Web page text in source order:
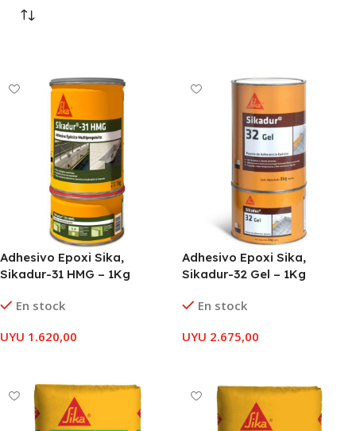
Adhesivo Epoxi Sika,
Sikadur-31 HMG – 1Kg
En stock
UYU 1.620,00
Adhesivo Epoxi Sika,
Sikadur-32 Gel – 1Kg
En stock
UYU 2.675,00